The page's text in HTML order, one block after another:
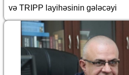
və TRIPP layihəsinin gələcəyi